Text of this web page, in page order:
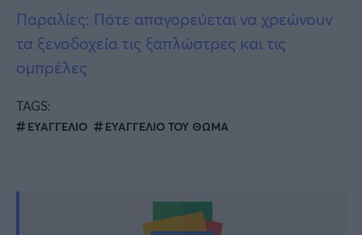
Παραλίες: Πότε απαγορεύεται να χρεώνουν
τα ξενοδοχεία τις ξαπλώστρες και τις
ομπρέλες
TAGS:
ΕΥΑΓΓΕΛΙΟ ΕΥΑΓΓΕΛΙΟ ΤΟΥ ΘΩΜΑ